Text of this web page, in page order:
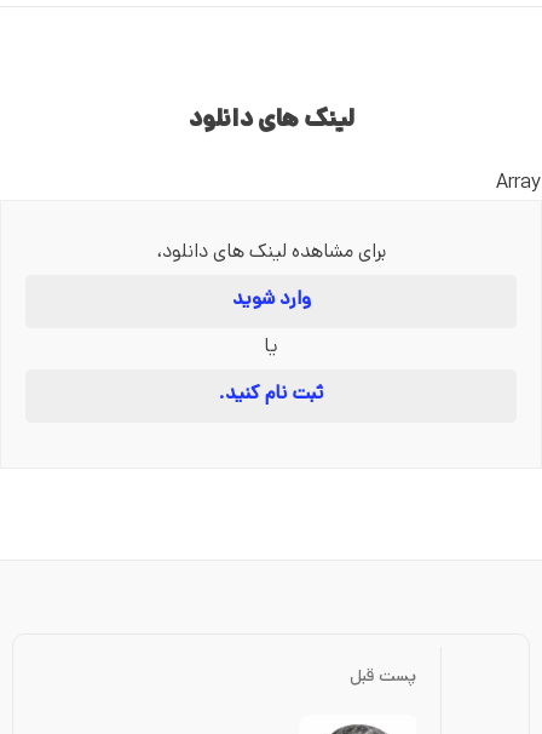
لینک های دانلود
Array
برای مشاهده لینک های دانلود،
وارد شوید
یا
ثبت نام کنید.
پست قبل